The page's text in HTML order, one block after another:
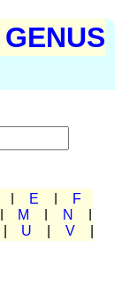
GENUS
E
F
M N
U V